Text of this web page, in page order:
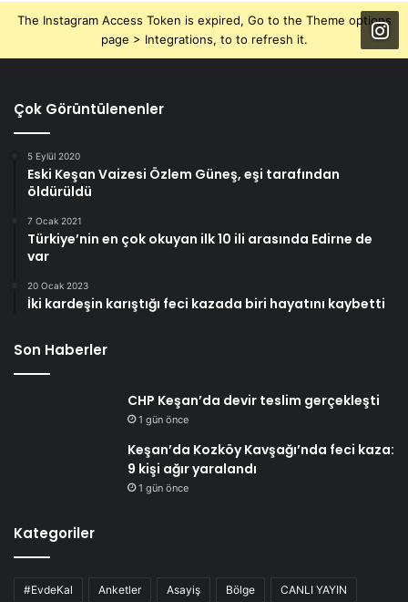
The Instagram Access Token is expired, Go to the Theme options
page > Integrations, to to refresh it.
Çok Görüntülenenler
5 Eylül 2020
Eski Keşan Vaizesi Özlem Güneş, eşi tarafından
öldürüldü
7 Ocak 2021
Türkiye’nin en çok okuyan ilk 10 ili arasında Edirne de
var
20 Ocak 2023
İki kardeşin karıştığı feci kazada biri hayatını kaybetti
Son Haberler
CHP Keşan’da devir teslim gerçekleşti
1 gün önce
Keşan’da Kozköy Kavşağı’nda feci kaza:
9 kişi ağır yaralandı
1 gün önce
Kategoriler
#EvdeKal Anketler Asayiş Bölge CANLI YAYIN